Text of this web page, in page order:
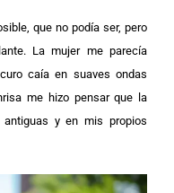
que no podía ser, pero
La mujer me parecía
caía en suaves ondas
me hizo pensar que la
y en mis propios